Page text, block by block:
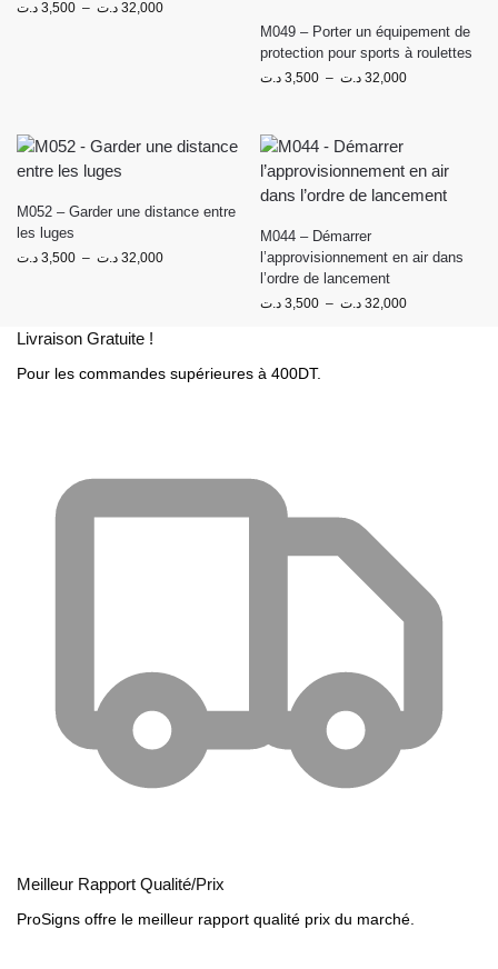
3,500 د.ت – 32,000 د.ت
M049 – Porter un équipement de
protection pour sports à roulettes
3,500 د.ت – 32,000 د.ت
M052 – Garder une distance entre
les luges
3,500 د.ت – 32,000 د.ت
M044 – Démarrer
l’approvisionnement en air dans
l’ordre de lancement
3,500 د.ت – 32,000 د.ت
Livraison Gratuite !
Pour les commandes supérieures à 400DT.
Meilleur Rapport Qualité/Prix
ProSigns offre le meilleur rapport qualité prix du marché.